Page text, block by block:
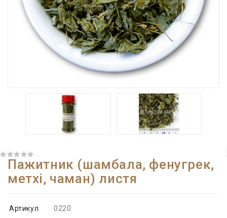
Пажитник (шамбала, фенугрек,
метхі, чаман) листя
Артикул
0220